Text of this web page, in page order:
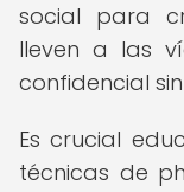
social para
lleven a las
confidencial
Es crucial
técnicas de